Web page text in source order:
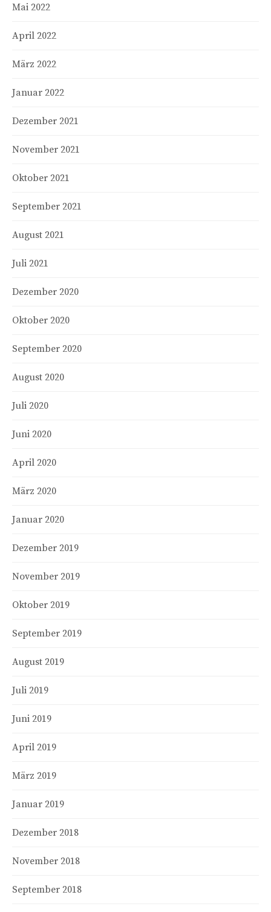
Mai 2022
April 2022
März 2022
Januar 2022
Dezember 2021
November 2021
Oktober 2021
September 2021
August 2021
Juli 2021
Dezember 2020
Oktober 2020
September 2020
August 2020
Juli 2020
Juni 2020
April 2020
März 2020
Januar 2020
Dezember 2019
November 2019
Oktober 2019
September 2019
August 2019
Juli 2019
Juni 2019
April 2019
März 2019
Januar 2019
Dezember 2018
November 2018
September 2018